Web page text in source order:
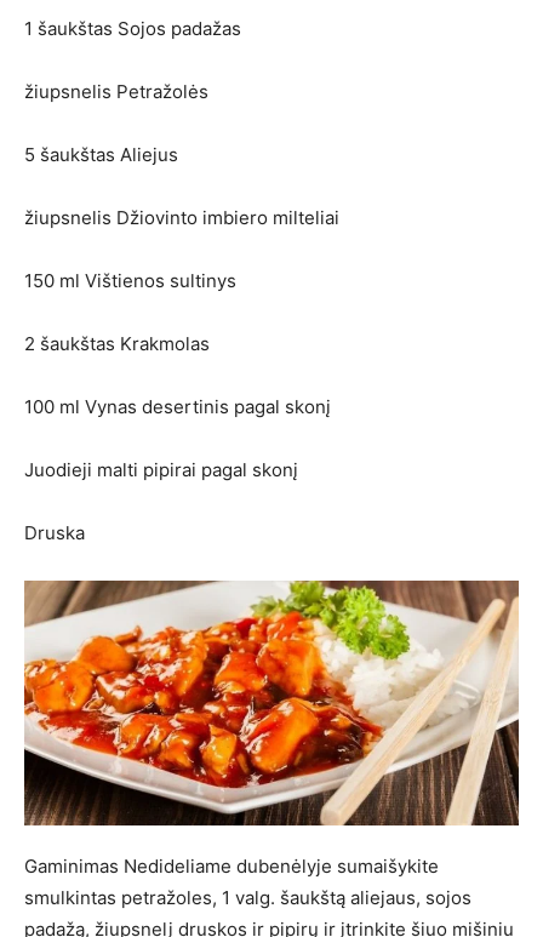
1 šaukštas Sojos padažas
žiupsnelis Petražolės
5 šaukštas Aliejus
žiupsnelis Džiovinto imbiero milteliai
150 ml Vištienos sultinys
2 šaukštas Krakmolas
100 ml Vynas desertinis pagal skonį
Juodieji malti pipirai pagal skonį
Druska
Gaminimas Nedideliame dubenėlyje sumaišykite
smulkintas petražoles, 1 valg. šaukštą aliejaus, sojos
padažą, žiupsnelį druskos ir pipirų ir įtrinkite šiuo mišiniu